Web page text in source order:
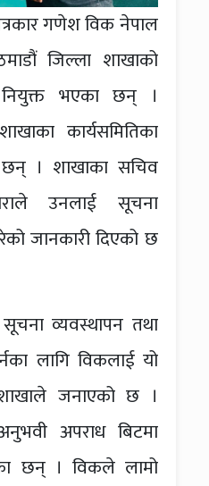
गणेश विक नेपाल
जिल्ला शाखाको
नियुक्त भएका छन् ।
कार्यसमितिका
। शाखाका सचिव
उनलाई सूचना
जानकारी दिएको छ
व्यवस्थापन तथा
लागि विकलाई यो
शाखाले जनाएको छ ।
अपराध बिटमा
छन् । विकले लामो